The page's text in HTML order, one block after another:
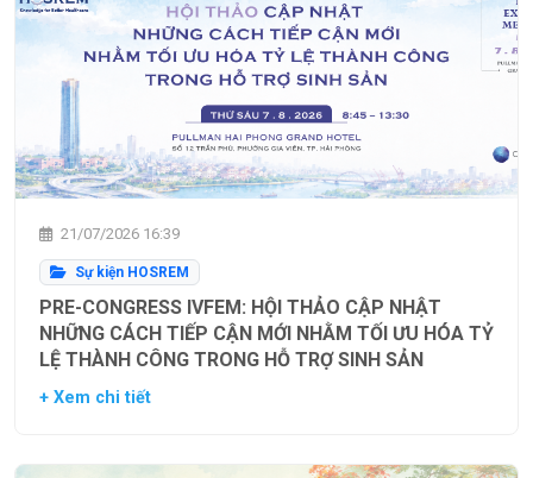
21/07/2026 16:39
Sự kiện HOSREM
PRE-CONGRESS IVFEM: HỘI THẢO CẬP NHẬT
NHỮNG CÁCH TIẾP CẬN MỚI NHẰM TỐI ƯU HÓA TỶ
LỆ THÀNH CÔNG TRONG HỖ TRỢ SINH SẢN
+ Xem chi tiết